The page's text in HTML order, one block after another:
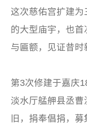
这次慈佑宫扩建
的大型庙宇，也首
与匾额，见证昔时
第3次修建于嘉庆
淡水厅艋舺县丞
旧，捐奉倡捐，